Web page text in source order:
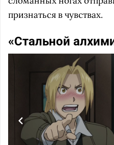
признаться в чувствах.
«Стальной